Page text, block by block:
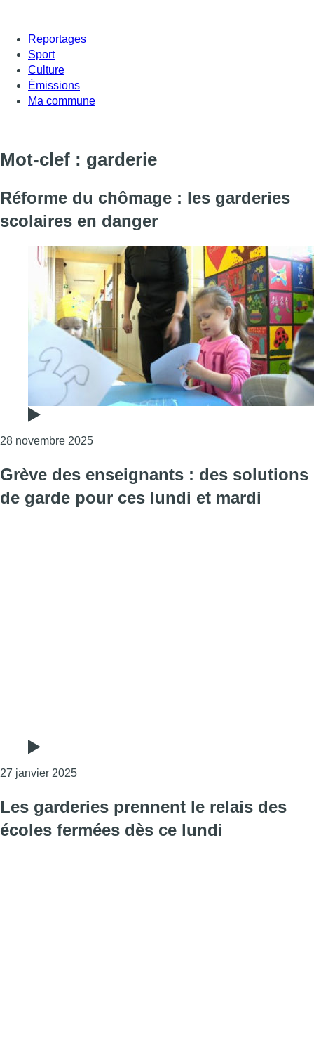
Reportages
Sport
Culture
Émissions
Ma commune
Mot-clef : garderie
Réforme du chômage : les garderies
scolaires en danger
28 novembre 2025Consulter l'article "Réforme du chômage :
Grève des enseignants : des solutions
de garde pour ces lundi et mardi
27 janvier 2025Consulter l'article "Grève des enseignants :
Les garderies prennent le relais des
écoles fermées dès ce lundi